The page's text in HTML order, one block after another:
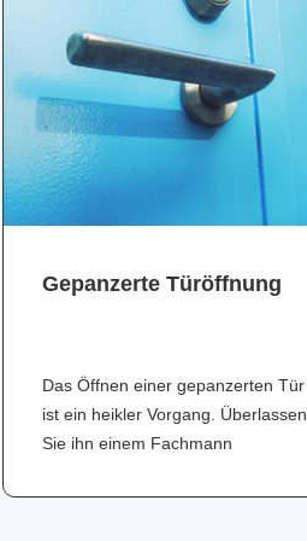
Gepanzerte Türöffnung
Das Öffnen einer gepanzerten Tür
ist ein heikler Vorgang. Überlassen
Sie ihn einem Fachmann